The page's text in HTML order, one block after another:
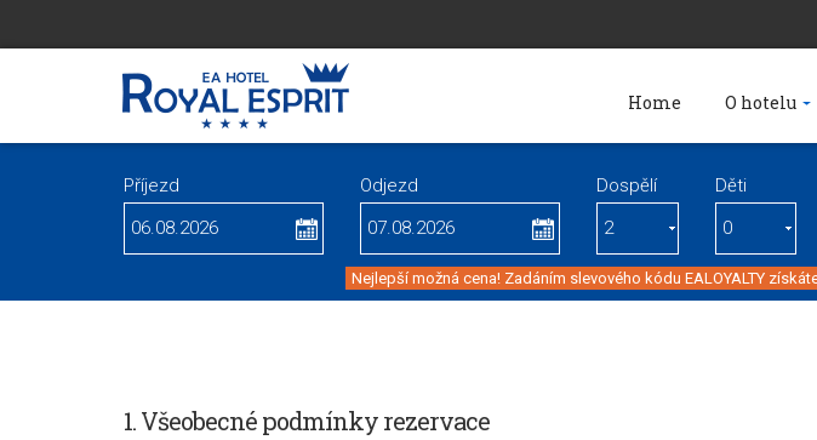
Home O hotelu
Příjezd Odjezd Dospělí Děti
Nejlepší možná cena! Zadáním slevového kódu EALOYALTY
1. Všeobecné podmínky rezervace